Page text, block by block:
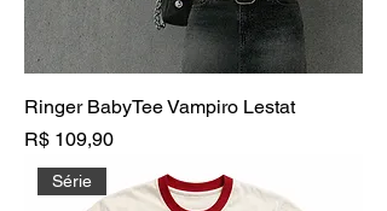
Ringer BabyTee Vampiro Lestat
Preço
R$ 109,90
Série